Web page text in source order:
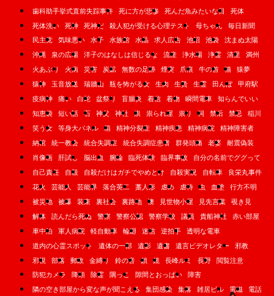
歯科助手挙式直前失踪事件
死に方が悲惨 死んだ魚みたいな目
死体
死体洗い
死神 死神だ 殺人犯が受ける心理テスト 母ちゃん
毎日新聞
民主党
気味悪い 水子 水族館 水晶 求人広告 池沼 池袋
沈まぬ太陽
沖縄
泉の広場 洋子のはなしは信じるな 流産 浄水場 浄霊 清里
満州
火あぶり
火病 災害 炭鉱 無数の足跡 煙突 爪痕 牛の首 猫
猿夢
猿神
玉音放送 瑞牆山 瓶を怖がる女 生肉 生贄 生霊 田んぼ
甲府駅
疫病神
痛い 白蛇 盆祭り 盲腸炎 着信 着物 瞬間電車
知らんでいい
知恵袋
短い話 石 神父 神社 祟 祟られ屋 祟り 祠 禁后 禁忌
稲川
笑う女
等身大パネル 箱 精神分裂症 精神疾患 精神病院
精神障害者
納棺
統一教会 統合失調症 統合失調症患者 群発頭痛 老婆
耐震偽装
肖像画
肝試し 脳出血 腕輪 臨死体験 臨界事故
自分の名前でググって
自己責任
自殺 自殺だけはガチでやめとけ 自殺実況 自転車
良栄丸事件
花火
芸能人 芸能界 落合英二 藁人形 虐め 虐待 虫 血塗
行方不明
被災地
被爆 装束 裏社会 裏路地 襖 見世物小屋 見先言葉
覗き見
解体
読んだら死ぬ 警察 警察公認 警察学校 議員 貴船神社
赤い部屋
車中泊
軍人病院 軽自動車 輪廻 迷信 逆拍手
透明な電車
道内の心霊スポット
遺体の一部 遺影 遺書 遺言ビデオレター
邪教
邪視
部落 郵政 金縛り 鈴の音 鎖 鏡 長峰ルミ 長野
閲覧注意
防犯カメラ
降頭 除霊 隅っこ 隙間とおっぱい
障害
隣の空き部屋から変な声が聞こえる
集団感染 集落 雑居ビル 電磁 電話